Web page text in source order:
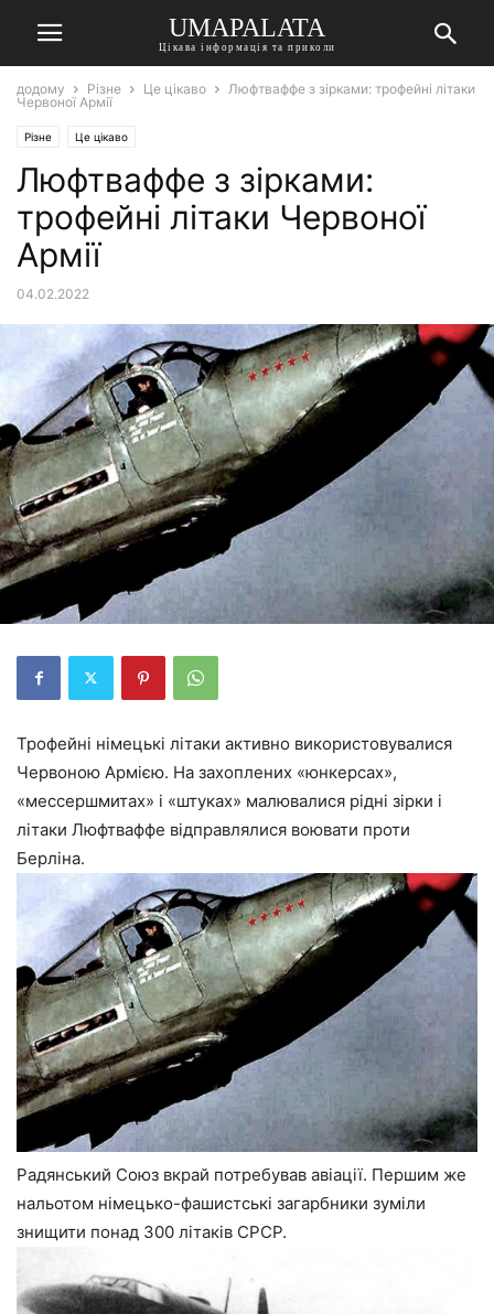
UMAPALATA
Цікава інформація та приколи
додому Різне Це цікаво
Люфтваффе з зірками: трофейні літаки
Червоної Армії
Різне Це цікаво
Люфтваффе з зірками:
трофейні літаки Червоної
Армії
04.02.2022
Трофейні німецькі літаки активно використовувалися
Червоною Армією. На захоплених «юнкерсах»,
«мессершмитах» і «штуках» малювалися рідні зірки і
літаки Люфтваффе відправлялися воювати проти
Берліна.
Радянський Союз вкрай потребував авіації. Першим же
нальотом німецько-фашистські загарбники зуміли
знищити понад 300 літаків СРСР.